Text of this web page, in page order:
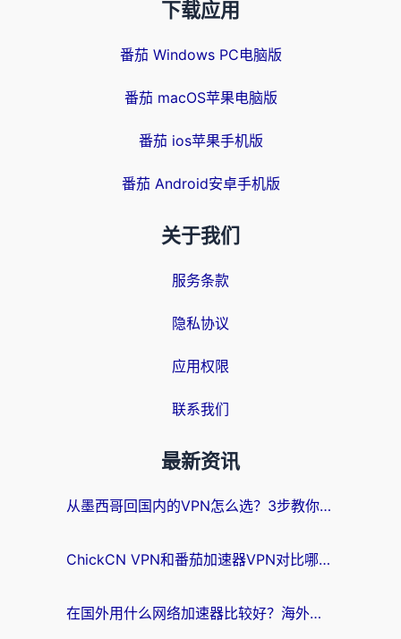
下载应用
番茄 Windows PC电脑版
番茄 macOS苹果电脑版
番茄 ios苹果手机版
番茄 Android安卓手机版
关于我们
服务条款
隐私协议
应用权限
联系我们
最新资讯
从墨西哥回国内的VPN怎么选？3步教你无缝刷剧、玩国服游戏
ChickCN VPN和番茄加速器VPN对比哪个回国效果更好？海外党亲测后的真实答案
在国外用什么网络加速器比较好？海外党亲测：从痛点到解决方案的全攻略